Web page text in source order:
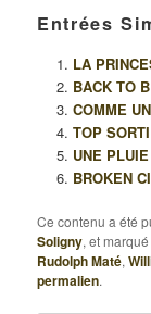
Entrées
LA
BACK TO
COMME
TOP
UNE
BROKEN
Ce contenu a été
Soligny, et
Rudolph Maté,
permalien.